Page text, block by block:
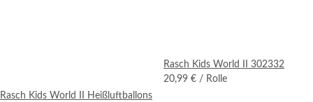
Rasch Kids World II Heißluftballons
Rasch Kids World II 302332
20,99 € / Rolle